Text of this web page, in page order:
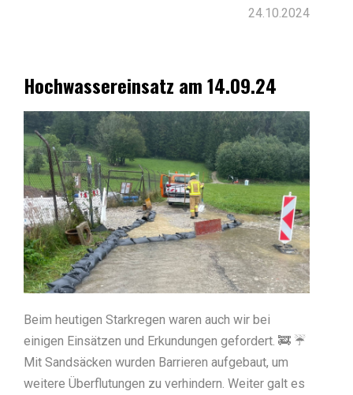
24.10.2024
Hochwassereinsatz am 14.09.24
Beim heutigen Starkregen waren auch wir bei
einigen Einsätzen und Erkundungen gefordert. 🚒 ☔️
Mit Sandsäcken wurden Barrieren aufgebaut, um
weitere Überflutungen zu verhindern. Weiter galt es